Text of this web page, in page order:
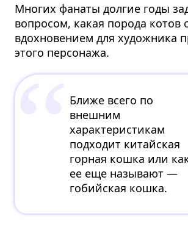
Многих фанаты долгие годы
вопросом, какая порода котов
вдохновением для художника
этого персонажа.
Ближе всего по
внешним
характеристикам
подходит китайская
горная кошка или
ее еще называют —
гобийская кошка.